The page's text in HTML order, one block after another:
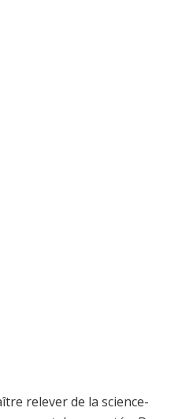
relever de la science-